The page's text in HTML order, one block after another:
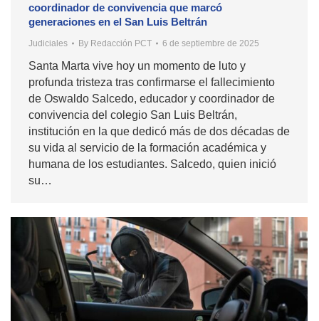
coordinador de convivencia que marcó
generaciones en el San Luis Beltrán
Judiciales By Redacción PCT 6 de septiembre de 2025
Santa Marta vive hoy un momento de luto y
profunda tristeza tras confirmarse el fallecimiento
de Oswaldo Salcedo, educador y coordinador de
convivencia del colegio San Luis Beltrán,
institución en la que dedicó más de dos décadas de
su vida al servicio de la formación académica y
humana de los estudiantes. Salcedo, quien inició
su…